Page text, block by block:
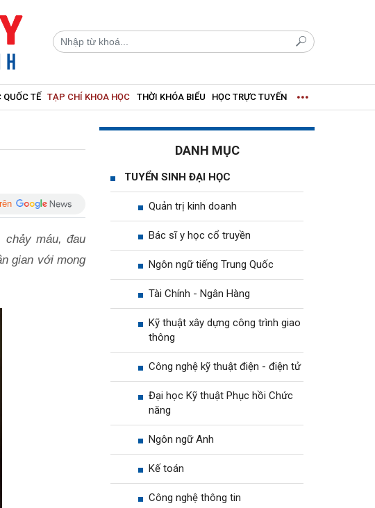
QUỐC TẾ TẠP CHÍ KHOA HỌC THỜI KHÓA BIỂU HỌC TRỰC TUYẾN
chảy máu, đau
gian với mong
DANH MỤC
TUYỂN SINH ĐẠI HỌC
Quản trị kinh doanh
Bác sĩ y học cổ truyền
Ngôn ngữ tiếng Trung Quốc
Tài Chính - Ngân Hàng
Kỹ thuật xây dựng công trình giao
thông
Công nghệ kỹ thuật điện - điện tử
Đại học Kỹ thuật Phục hồi Chức
năng
Ngôn ngữ Anh
Kế toán
Công nghệ thông tin